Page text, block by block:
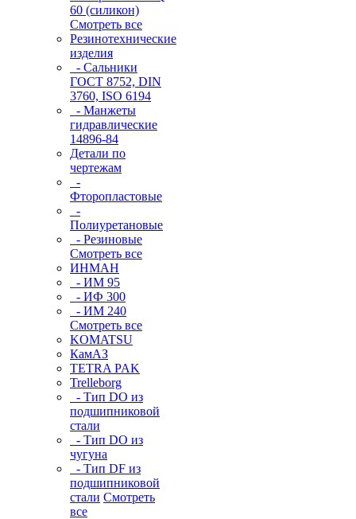
60 (силикон)
Смотреть все
Резинотехнические
изделия
- Сальники
ГОСТ 8752, DIN
3760, ISO 6194
- Манжеты
гидравлические
14896-84
Детали по
чертежам
-
Фторопластовые
-
Полиуретановые
- Резиновые
Смотреть все
ИНМАН
- ИМ 95
- ИФ 300
- ИМ 240
Смотреть все
KOMATSU
КамАЗ
TETRA PAK
Trelleborg
- Тип DO из
подшипниковой
стали
- Тип DO из
чугуна
- Тип DF из
подшипниковой
стали Смотреть
все